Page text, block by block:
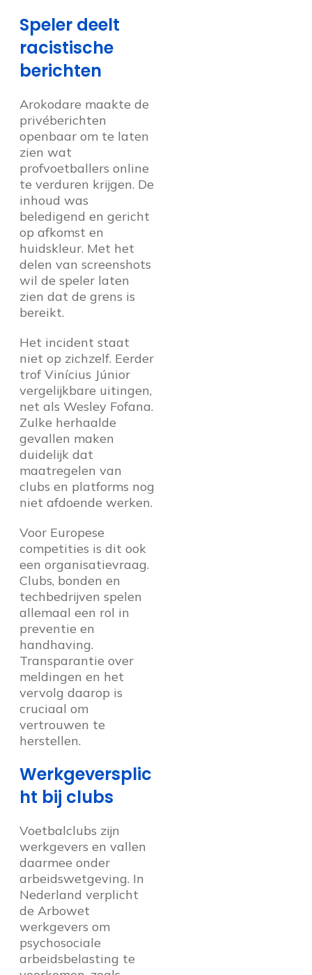
Speler deelt
racistische
berichten
Arokodare maakte de
privéberichten
openbaar om te laten
zien wat
profvoetballers online
te verduren krijgen. De
inhoud was
beledigend en gericht
op afkomst en
huidskleur. Met het
delen van screenshots
wil de speler laten
zien dat de grens is
bereikt.
Het incident staat
niet op zichzelf. Eerder
trof Vinícius Júnior
vergelijkbare uitingen,
net als Wesley Fofana.
Zulke herhaalde
gevallen maken
duidelijk dat
maatregelen van
clubs en platforms nog
niet afdoende werken.
Voor Europese
competities is dit ook
een organisatievraag.
Clubs, bonden en
techbedrijven spelen
allemaal een rol in
preventie en
handhaving.
Transparantie over
meldingen en het
vervolg daarop is
cruciaal om
vertrouwen te
herstellen.
Werkgeversplic
ht bij clubs
Voetbalclubs zijn
werkgevers en vallen
daarmee onder
arbeidswetgeving. In
Nederland verplicht
de Arbowet
werkgevers om
psychosociale
arbeidsbelasting te